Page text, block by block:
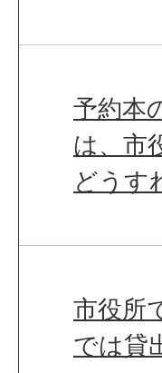
予約本
は、市
どうす
市役所
では貸